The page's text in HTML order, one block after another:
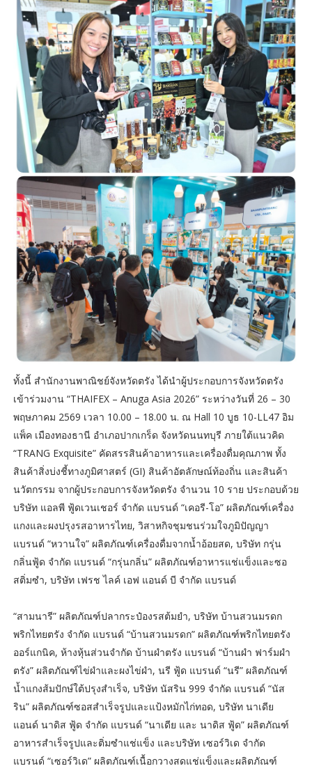
ทั้งนี้ สำนักงานพาณิชย์จังหวัดตรัง ได้นำผู้ประกอบการจังหวัดตรัง
เข้าร่วมงาน “THAIFEX – Anuga Asia 2026” ระหว่างวันที่ 26 – 30
พฤษภาคม 2569 เวลา 10.00 – 18.00 น. ณ Hall 10 บูธ 10-LL47 อิม
แพ็ค เมืองทองธานี อำเภอปากเกร็ด จังหวัดนนทบุรี ภายใต้แนวคิด
“TRANG Exquisite” คัดสรรสินค้าอาหารและเครื่องดื่มคุณภาพ ทั้ง
สินค้าสิ่งบ่งชี้ทางภูมิศาสตร์ (GI) สินค้าอัตลักษณ์ท้องถิ่น และสินค้า
นวัตกรรม จากผู้ประกอบการจังหวัดตรัง จำนวน 10 ราย ประกอบด้วย
บริษัท แอลพี ฟู้ดเวนเชอร์ จำกัด แบรนด์ “เคอรี-โอ” ผลิตภัณฑ์เครื่อง
แกงและผงปรุงรสอาหารไทย, วิสาหกิจชุมชนร่วมใจภูมิปัญญา
แบรนด์ “หวานใจ” ผลิตภัณฑ์เครื่องดื่มจากน้ำอ้อยสด, บริษัท กรุ่น
กลิ่นฟู้ด จำกัด แบรนด์ “กรุ่นกลิ่น” ผลิตภัณฑ์อาหารแช่แข็งและซอ
สติ่มซำ, บริษัท เฟรช ไลค์ เอฟ แอนด์ บี จำกัด แบรนด์
“สามนารี” ผลิตภัณฑ์ปลากระป๋องรสต้มยำ, บริษัท บ้านสวนมรดก
พริกไทยตรัง จำกัด แบรนด์ “บ้านสวนมรดก” ผลิตภัณฑ์พริกไทยตรัง
ออร์แกนิค, ห้างหุ้นส่วนจำกัด บ้านผำตรัง แบรนด์ “บ้านผำ ฟาร์มผำ
ตรัง” ผลิตภัณฑ์ไข่ผำและผงไข่ผำ, นรี ฟู้ด แบรนด์ “นรี” ผลิตภัณฑ์
น้ำแกงส้มปักษ์ใต้ปรุงสำเร็จ, บริษัท นัสริน 999 จำกัด แบรนด์ “นัส
ริน” ผลิตภัณฑ์ซอสสำเร็จรูปและแป้งหมักไก่ทอด, บริษัท นาเดีย
แอนด์ นาดิส ฟู้ด จำกัด แบรนด์ “นาเดีย และ นาดิส ฟู้ด” ผลิตภัณฑ์
อาหารสำเร็จรูปและติ่มซำแช่แข็ง และบริษัท เซอร์วิเด จำกัด
แบรนด์ “เซอร์วิเด” ผลิตภัณฑ์เนื้อกวางสดแช่แข็งและผลิตภัณฑ์